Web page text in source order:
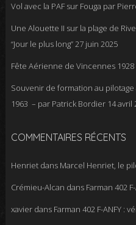
Vol avec la PAF sur Fouga par
Une Alouette II sur la plage de
“Jour le plus long”27 juin 2025
Fête Aérienne de Vincennes 1928
Souvenir de formation au
1963 – par Patrick Bordier 14 avril
COMMENTAIRES RÉCENTS
Henrietdans Marcel Henriet, le
Crémieu-Alcan dans Farman 402
xavierdans Farman 402 F-ANFY :